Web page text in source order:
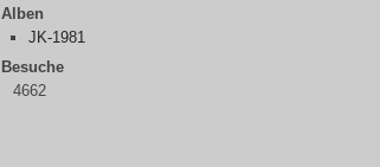
Alben
JK-1981
Besuche
4662